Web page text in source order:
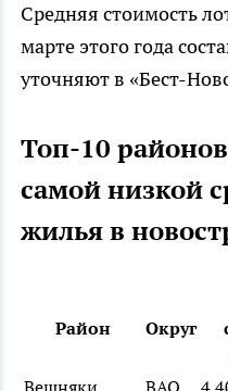
Средняя стоимость
марте этого года
уточняют в «Бест-
Топ-10
самой низкой
жилья в
Район Округ